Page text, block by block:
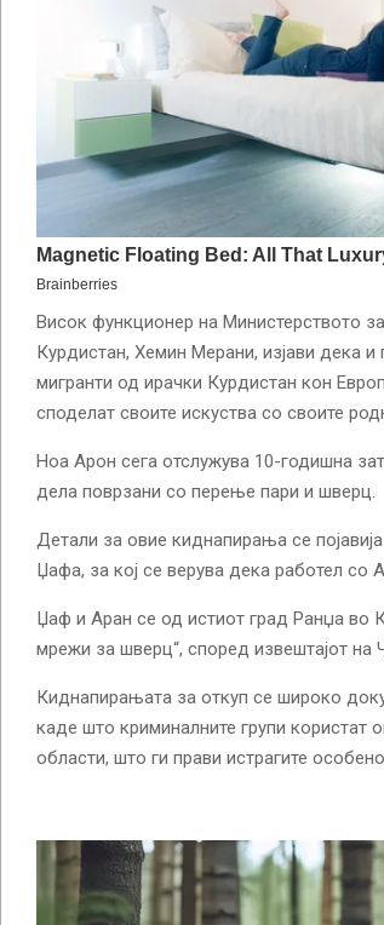
Висок функционер на Министерството
Курдистан, Хемин Мерани, изјави дека и
мигранти од ирачки Курдистан кон
споделат своите искуства со своите
Ноа Арон сега отслужува 10-годишна
дела поврзани со перење пари и шверц.
Детали за овие киднапирања се
Џафа, за кој се верува дека работел со
Џаф и Аран се од истиот град Ранџа во
мрежи за шверц“, според извештајот на
Киднапирањата за откуп се широко
каде што криминалните групи користат
области, што ги прави истрагите особено